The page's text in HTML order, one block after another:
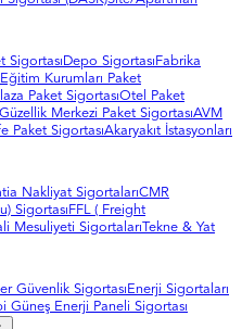
Sigortası Depo Sigortası Fabrika
Eğitim Kurumları Paket
Paket SigortasıOtel Paket
Güzellik Merkezi Paket SigortasıAVM
Paket SigortasıAkaryakıt İstasyonları
Nakliyat SigortalarıCMR
Sigortası FFL ( Freight
Mesuliyeti Sigortaları Tekne & Yat
Güvenlik Sigortası Enerji Sigortaları
Güneş Enerji Paneli Sigortası